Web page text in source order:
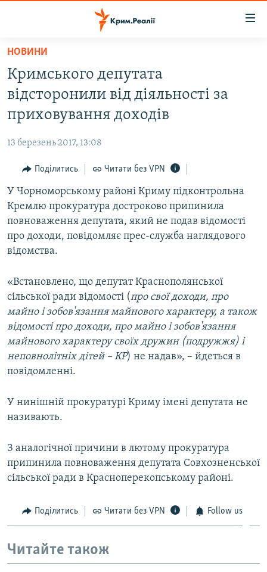
Перейти
основного
матеріалу
до
основної
навігації
Перейти
пошуку
ВОДА.КРИМ
ВІДЕО ТА ФОТО
БЛОГИ
ПОГЛЯД
ІНТЕРВ'Ю
ВСЕ ЗА ДЕНЬ
СПЕЦПРОЕКТИ
ДЕПОРТАЦІЯ
ВІДЕОУРОКИ «ELIFBE»
СВІДЧЕННЯ ОКУПАЦІЇ
УКРАЇНСЬКА ПРОБЛЕМА КРИМУ
ІНФОГРАФІКА
ЯК ОБІЙТИ БЛОКУВАННЯ
Русский
Qırımtatar
ДОЛУЧАЙСЯ!
Усі сайти RFE/RL
НОВИНИ
Кримського депутата
відсторонили від діяльності за
приховування доходів
13 березень 2017, 13:08
Поділитись Читати без VPN
У Чорноморському районі Криму підконтрольна
Кремлю прокуратура достроково припинила
повноваження депутата, який не подав відомості
про доходи, повідомляє прес-служба наглядового
відомства.
«Встановлено, що депутат Краснополянської
сільської ради відомості (про свої доходи, про
майно і зобов'язання майнового характеру, а також
відомості про доходи, про майно і зобов'язання
майнового характеру своїх дружин (подружжя) і
неповнолітніх дітей – КР) не надав», – йдеться в
повідомленні.
У нинішній прокуратурі Криму імені депутата не
називають.
З аналогічної причини в лютому прокуратура
припинила повноваження депутата Совхозненської
сільської ради в Красноперекопському районі.
Поділитись Читати без VPN Follow us
Читайте також